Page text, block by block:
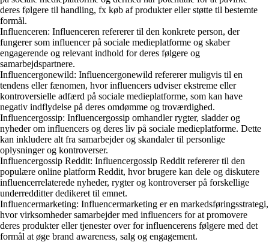
deres følgere til handling, fx køb af produkter eller støtte til bestemte
formål.
Influenceren: Influenceren refererer til den konkrete person, der
fungerer som influencer på sociale medieplatforme og skaber
engagerende og relevant indhold for deres følgere og
samarbejdspartnere.
Influencergonewild: Influencergonewild refererer muligvis til en
tendens eller fænomen, hvor influencers udviser ekstreme eller
kontroversielle adfærd på sociale medieplatforme, som kan have
negativ indflydelse på deres omdømme og troværdighed.
Influencergossip: Influencergossip omhandler rygter, sladder og
nyheder om influencers og deres liv på sociale medieplatforme. Dette
kan inkludere alt fra samarbejder og skandaler til personlige
oplysninger og kontroverser.
Influencergossip Reddit: Influencergossip Reddit refererer til den
populære online platform Reddit, hvor brugere kan dele og diskutere
influencerrelaterede nyheder, rygter og kontroverser på forskellige
underredditter dedikeret til emnet.
Influencermarketing: Influencermarketing er en markedsføringsstrategi,
hvor virksomheder samarbejder med influencers for at promovere
deres produkter eller tjenester over for influencerens følgere med det
formål at øge brand awareness, salg og engagement.